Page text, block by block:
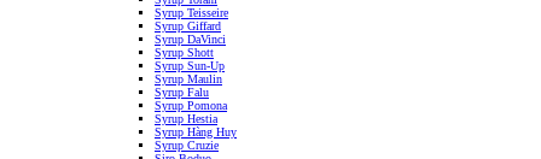
Syrup Teisseire
Syrup Giffard
Syrup DaVinci
Syrup Shott
Syrup Sun-Up
Syrup Maulin
Syrup Falu
Syrup Pomona
Syrup Hestia
Syrup Hàng Huy
Syrup Cruzie